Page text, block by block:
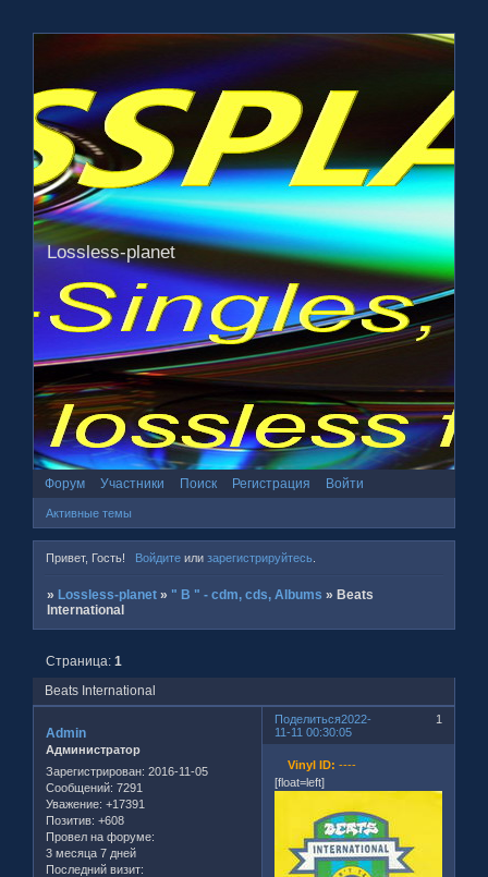
Lossless-planet
Форум Участники Поиск Регистрация Войти
Активные темы
Привет, Гость! Войдитеили зарегистрируйтесь.
» Lossless-planet » " B " - cdm, cds, Albums » Beats
International
Beats International
Страница:1
Поделиться 1
2022-
11-11 00:30:05
Admin
Администратор
Зарегистрирован: 2016-11-05
Сообщений: 7291
Уважение: +17391
Позитив: +608
Провел на форуме:
3 месяца 7 дней
Последний визит:
Vinyl ID: ----
[float=left]